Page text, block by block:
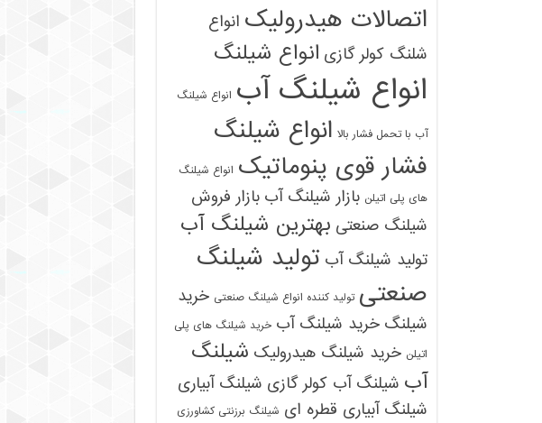
اتصالات هیدرولیک انواع
شلنگ کولر گازی انواع شیلنگ
انواع شیلنگ آب انواع شیلنگ
آب با تحمل فشار بالا انواع شیلنگ
فشار قوی پنوماتیک انواع شیلنگ
های پلی اتیلن بازار شیلنگ آب بازار فروش
شیلنگ صنعتی بهترین شیلنگ آب
تولید شیلنگ آب تولید شیلنگ
صنعتی تولید کننده انواع شیلنگ صنعتی خرید
شیلنگ خرید شیلنگ آب خرید شیلنگ های پلی
اتیلن خرید شیلنگ هیدرولیک شیلنگ
آب شیلنگ آب کولر گازی شیلنگ آبیاری
شیلنگ آبیاری قطره ای شیلنگ برزنتی کشاورزی